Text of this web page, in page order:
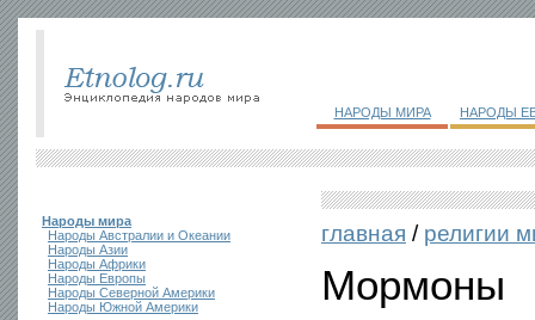
НАРОДЫ МИРА НАРОДЫ
Народы мира
Народы Австралии и Океании
Народы Азии
Народы Африки
Народы Европы
Народы Северной Америки
Народы Южной Америки
главная / религии
Мормоны